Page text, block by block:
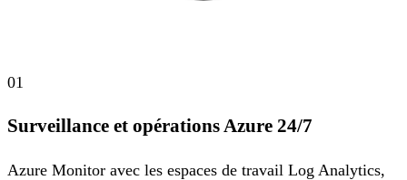
01
Surveillance et opérations Azure 24/7
Azure Monitor avec les espaces de travail Log Analytics,